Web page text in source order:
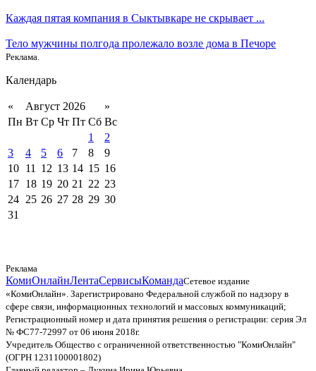
Каждая пятая компания в Сыктывкаре не скрывает ...
Тело мужчины полгода пролежало возле дома в Печоре
Реклама.
Календарь
« Август 2026
»
Пн Вт Ср Чт Пт Сб Вс
1
2
3
4 5 6 7 8
9
10 11 12 13 14 15 16
17 18 19 20 21 22 23
24 25 26 27 28 29 30
31
Реклама
КомиОнлайнЛентаСервисыКомандаСетевое издание
«КомиОнлайн». Зарегистрировано Федеральной службой по надзору в
сфере связи, информационных технологий и массовых коммуникаций;
Регистрационный номер и дата принятия решения о регистрации: серия Эл
№ ФС77-72997 от 06 июня 2018г.
Учредитель Общество с ограниченной ответственностью "КомиОнлайн"
(ОГРН 1231100001802)